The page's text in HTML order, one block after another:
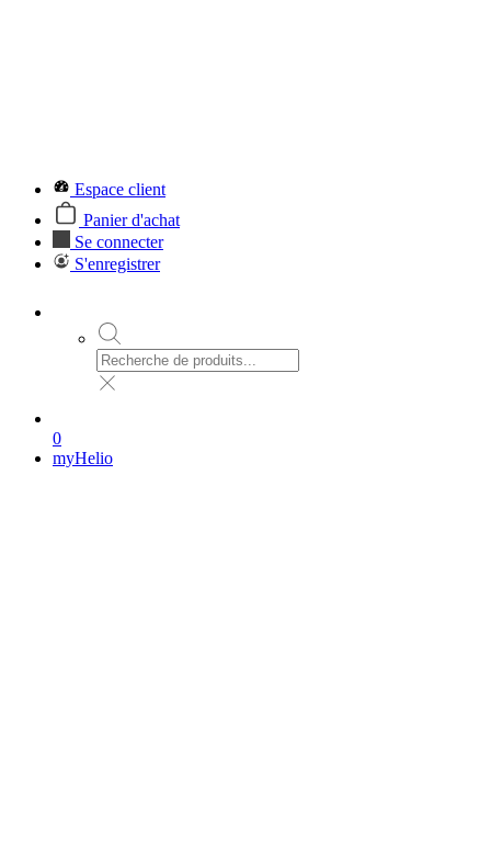
Espace client
Panier d'achat
Se connecter
S'enregistrer
0
myHelio